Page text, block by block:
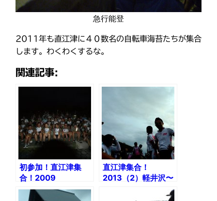
急行能登
2011年も直江津に４０数名の自転車海苔たちが集合
します。わくわくするな。
関連記事:
初参加！直江津集
合！2009
直江津集合！
2013（2）軽井沢〜